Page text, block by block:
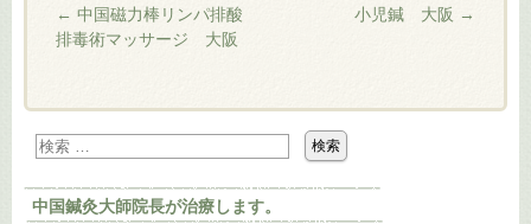
← 中国磁力棒リンパ排酸
排毒術マッサージ 大阪
小児鍼 大阪 →
中国鍼灸大師院長が治療します。